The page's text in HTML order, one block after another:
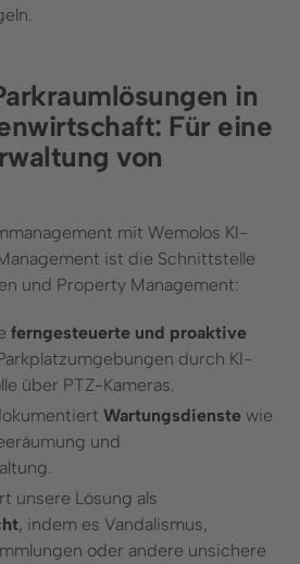
in
Für eine
von
mit Wemolos KI-
ist die Schnittstelle
und Property Management:
ferngesteuerte und proaktive
durch KI-
über PTZ-Kameras.
Wartungsdienstewie
und
unsere Lösung als
, indem es Vandalismus,
oder andere unsichere